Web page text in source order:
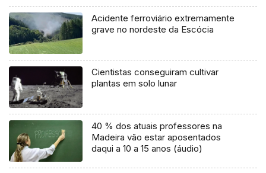
Acidente ferroviário extremamente
grave no nordeste da Escócia
Cientistas conseguiram cultivar
plantas em solo lunar
40 % dos atuais professores na
Madeira vão estar aposentados
daqui a 10 a 15 anos (áudio)